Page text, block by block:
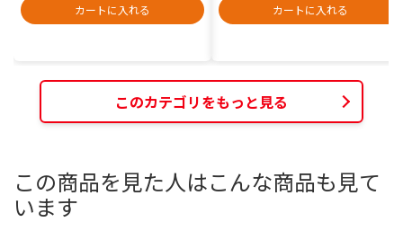
カートに入れる
カートに入れる
このカテゴリをもっと見る
この商品を見た人はこんな商品も見て
います